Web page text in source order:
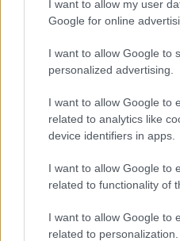
I want to allow my user
Google for online
I want to allow Google to
personalized advertising.
I want to allow Google to
related to analytics like
device identifiers in apps.
I want to allow Google to
related to functionality of
I want to allow Google to
related to personalization.
EDITORIALE
Kamal,
grido di
ROMA E
Luigi
a Roma.
sempre